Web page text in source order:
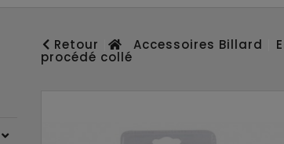
Retour Accessoires Billard
procédé collé